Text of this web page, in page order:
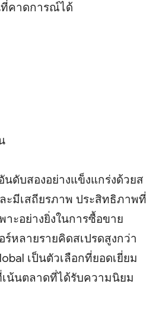
คาดการณ์ได้
นดับสองอย่างแข็งแกร่งด้วยส
ะมีเสถียรภาพ ประสิทธิภาพที่
าะอย่างยิ่งในการซื้อขาย
ร์หลายรายคิดสเปรดสูงกว่า
เป็นตัวเลือกที่ยอดเยี่ยม
เน้นตลาดที่ได้รับความนิยม